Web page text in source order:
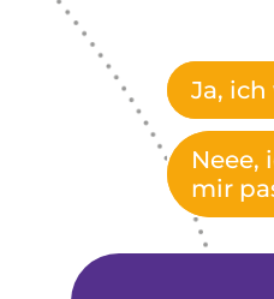
Ja,
Neee,
mir